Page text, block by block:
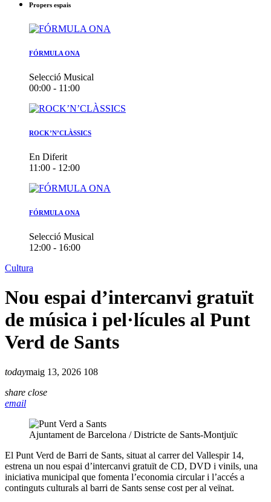
Propers espais
FÓRMULA ONA
Selecció Musical
00:00 - 11:00
ROCK’N’CLÀSSICS
En Diferit
11:00 - 12:00
FÓRMULA ONA
Selecció Musical
12:00 - 16:00
Cultura
Nou espai d’intercanvi gratuït
de música i pel·lícules al Punt
Verd de Sants
todaymaig 13, 2026 108
share close
email
Ajuntament de Barcelona / Districte de Sants-Montjuïc
El Punt Verd de Barri de Sants, situat al carrer del Vallespir 14,
estrena un nou espai d’intercanvi gratuït de CD, DVD i vinils, una
iniciativa municipal que fomenta l’economia circular i l’accés a
continguts culturals al barri de Sants sense cost per al veïnat.